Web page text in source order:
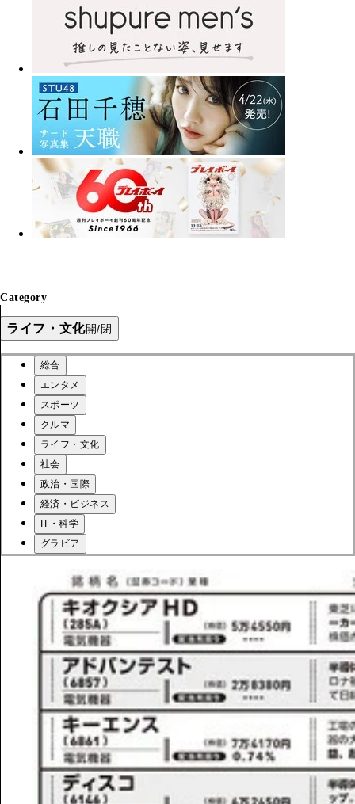
Category
ライフ・文化開/閉
総合
エンタメ
スポーツ
クルマ
ライフ・文化
社会
政治・国際
経済・ビジネス
IT・科学
グラビア